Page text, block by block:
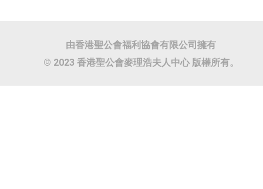
由香港聖公會福利協會有限公司擁有
© 2023 香港聖公會麥理浩夫人中心 版權所有。